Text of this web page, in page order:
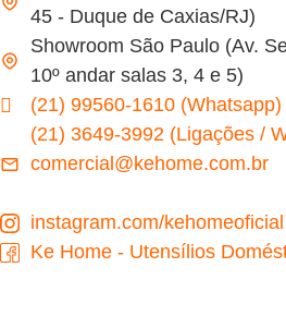
45 - Duque de Caxias/RJ)
Showroom São Paulo (Av.
10º andar salas 3, 4 e 5)
(21) 99560-1610 (Whatsapp)
(21) 3649-3992 (Ligações /
comercial@kehome.com.br
instagram.com/kehomeoficial
Ke Home - Utensílios